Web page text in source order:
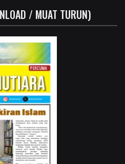
/ MUAT TURUN)